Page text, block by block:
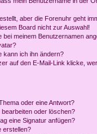
aber die Forenuhr geht
Board nicht zur Auswahl!
bei meinem Benutzernamen
kann ich ihn ändern?
auf den E-Mail-Link klicke,
oder eine Antwort?
oder löschen?
eine Signatur anfügen?
erstellen?